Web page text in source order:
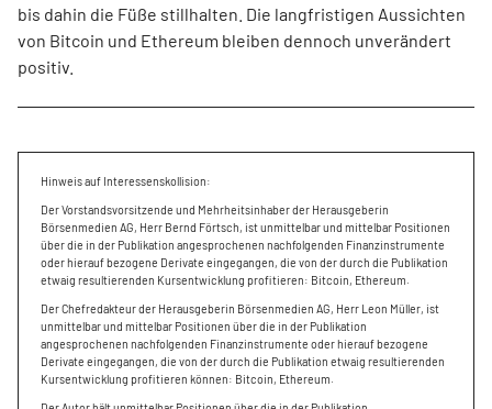
bis dahin die Füße stillhalten. Die langfristigen Aussichten
von Bitcoin und Ethereum bleiben dennoch unverändert
positiv.
Hinweis auf Interessenskollision:
Der Vorstandsvorsitzende und Mehrheitsinhaber der Herausgeberin
Börsenmedien AG, Herr Bernd Förtsch, ist unmittelbar und mittelbar Positionen
über die in der Publikation angesprochenen nachfolgenden Finanzinstrumente
oder hierauf bezogene Derivate eingegangen, die von der durch die Publikation
etwaig resultierenden Kursentwicklung profitieren: Bitcoin, Ethereum.
Der Chefredakteur der Herausgeberin Börsenmedien AG, Herr Leon Müller, ist
unmittelbar und mittelbar Positionen über die in der Publikation
angesprochenen nachfolgenden Finanzinstrumente oder hierauf bezogene
Derivate eingegangen, die von der durch die Publikation etwaig resultierenden
Kursentwicklung profitieren können: Bitcoin, Ethereum.